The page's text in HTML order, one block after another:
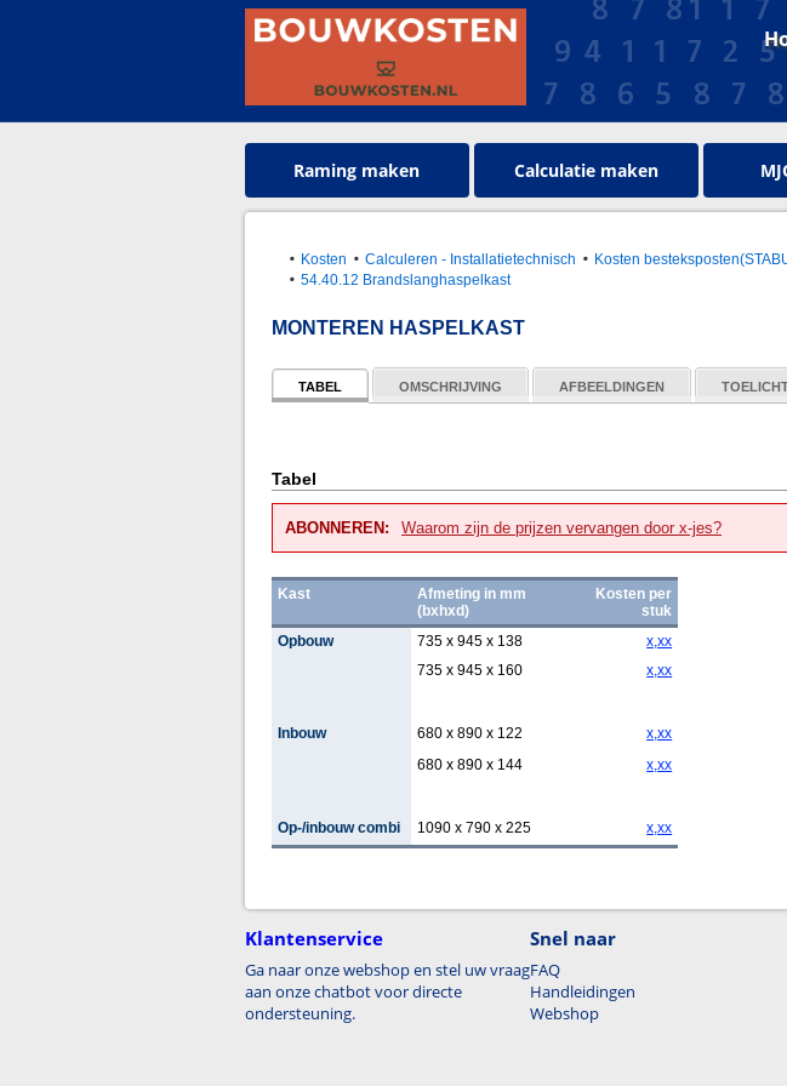
Raming maken Calculatie maken
Kosten Calculeren - Installatietechnisch Kosten
54.40.12 Brandslanghaspelkast
MONTEREN HASPELKAST
TABEL OMSCHRIJVING AFBEELDINGEN
Tabel
ABONNEREN: Waarom zijn de prijzen vervangen door x-jes?
Kast
Afmeting in mm
(bxhxd)
Kosten per
stuk
Opbouw
735 x 945 x 138
x,xx
735 x 945 x 160
x,xx
Inbouw 680 x 890 x 122
x,xx
680 x 890 x 144
x,xx
Op-/inbouw combi 1090 x 790 x 225 x,xx
Klantenservice
Ga naar onze webshop en stel uw vraag
aan onze chatbot voor directe
ondersteuning.
Snel naar
FAQ
Handleidingen
Webshop